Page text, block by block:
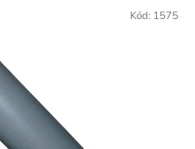
Kód: 1575